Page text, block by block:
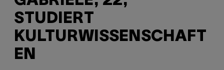
STUDIERT
KULTURWISSENSCHAFT
EN